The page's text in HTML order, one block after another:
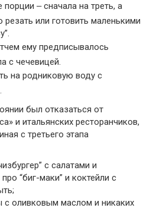
‒ сначала на треть, а
или готовить маленькими
ему предписывалось
с чечевицей.
на родниковую воду с
был отказаться от
и итальянских ресторанчиков,
с третьего этапа
с салатами и
“биг-маки” и коктейли с
с оливковым маслом и никаких